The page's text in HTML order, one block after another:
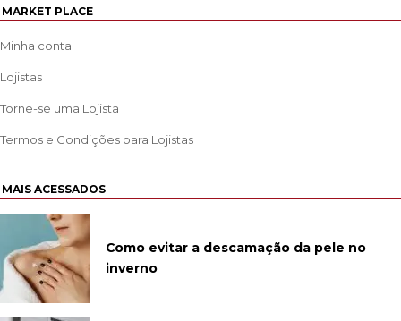
MARKET PLACE
Minha conta
Lojistas
Torne-se uma Lojista
Termos e Condições para Lojistas
MAIS ACESSADOS
Como evitar a descamação da pele no
inverno